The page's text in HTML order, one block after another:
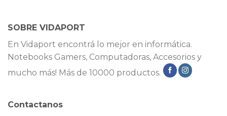
SOBRE VIDAPORT
En Vidaport encontrá lo mejor en informática.
Notebooks Gamers, Computadoras, Accesorios y
mucho más! Más de 10000 productos.
Contactanos